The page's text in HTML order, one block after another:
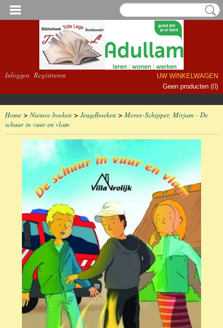
Inloggen Registreren
UW WINKELWAGEN
Geen producten (0)
Home > Nieuwe boeken > Jeugdboeken > Moree-Schipper, Mirjam - De
schuur in vuur en vlam